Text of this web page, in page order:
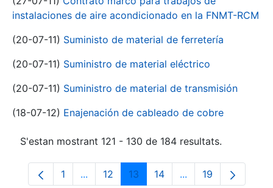
instalaciones de aire acondicionado en la FNMT-RCM
(20-07-11) Suministo de material de ferretería
(20-07-11) Suministro de material eléctrico
(20-07-11) Suministro de material de transmisión
(18-07-12) Enajenación de cableado de cobre
S'estan mostrant 121 - 130 de 184 resultats.
Pàgina
1 ...Pàgines intermèdies Utilitzeu TAB per
Pàgina
12 Pàgina
13 Pàgina
14 ...PàginesPàgina
19